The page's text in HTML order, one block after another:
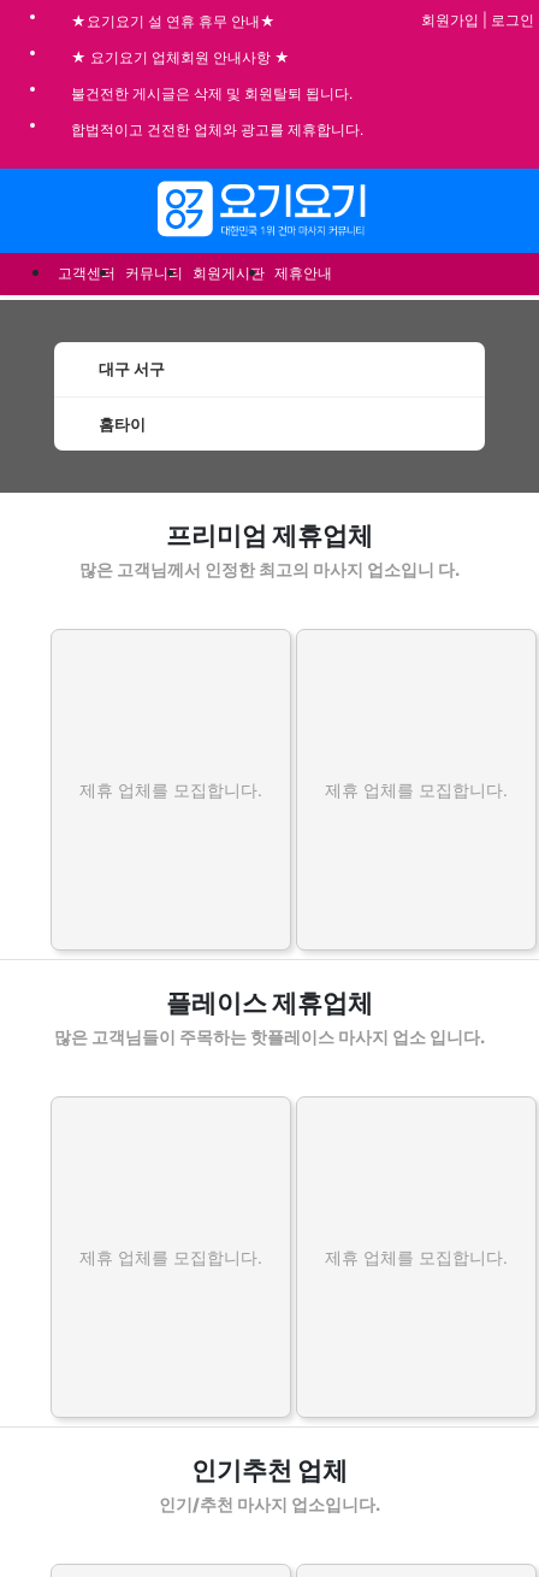
★요기요기 설 연휴 휴무 안내★
★ 요기요기 업체회원 안내사항 ★
불건전한 게시글은 삭제 및 회원탈퇴 됩니다.
합법적이고 건전한 업체와 광고를 제휴합니다.
회원가입 로그인
고객센터 커뮤니티 회원게시판 제휴안내
대구 서구
홈타이
프리미엄 제휴업체
많은 고객님께서 인정한 최고의 마사지 업소입니 다.
제휴 업체를 모집합니다. 제휴 업체를 모집합니다.
플레이스 제휴업체
많은 고객님들이 주목하는 핫플레이스 마사지 업소 입니다.
제휴 업체를 모집합니다. 제휴 업체를 모집합니다.
인기추천 업체
인기/추천 마사지 업소입니다.